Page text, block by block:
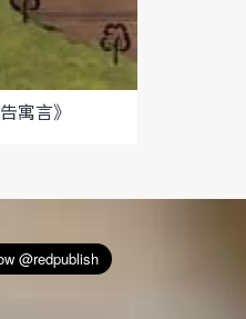
寓言》